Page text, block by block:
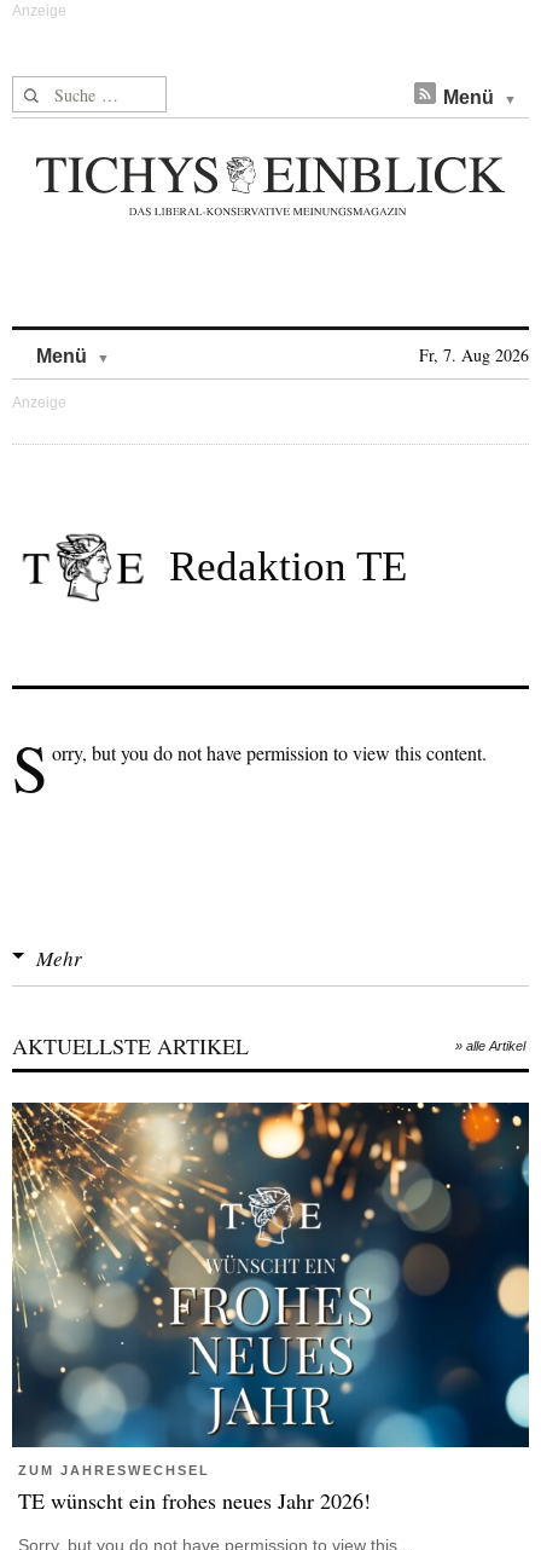
Suche nach: Menü
Menü Fr, 7. Aug 2026
Redaktion TE
S orry, but you do not have permission to view this content.
Mehr
AKTUELLSTE ARTIKEL » alle Artikel
ZUM JAHRESWECHSEL
TE wünscht ein frohes neues Jahr 2026!
Sorry, but you do not have permission to view this…